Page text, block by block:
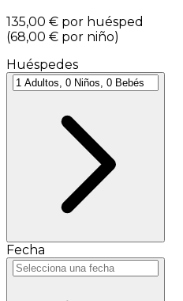
135,00 € por huésped
(68,00 € por niño)
Huéspedes
Fecha